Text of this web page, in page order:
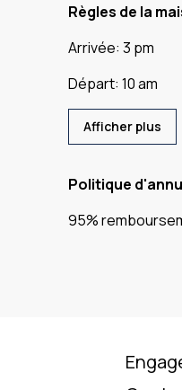
Règles de la
Arrivée: 3 pm
Départ: 10 am
Afficher plus
Politique
95%